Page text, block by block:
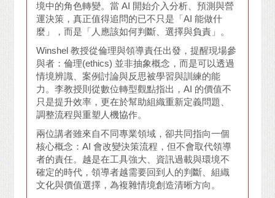
境中的角色轉變。當 AI 開始介入分析、預測與營
運決策，真正值得追問的已不只是「AI 能做什
麼」，而是「人應該如何判斷、選擇與負責」。
Winshel 教授從倫理與領導責任出發，提醒現場參
與者：倫理(ethics) 並非抽象概念，而是可以透過
情境辨識、案例討論與反思被學習與訓練的能
力。李教授則從數位轉型觀點指出，AI 的價值不
只是提升效率，更在於幫助組織重新定義問題、
調整流程與重塑人機協作。
兩位講者雖來自不同專業領域，卻共同指向一個
核心概念：AI 會改變決策流程，但不會取代領導
者的責任。越是在工具強大、資訊過載與環境不
確定的時代，領導者越需要回到人的判斷、組織
文化與價值選擇，為複雜情境創造清晰方向。